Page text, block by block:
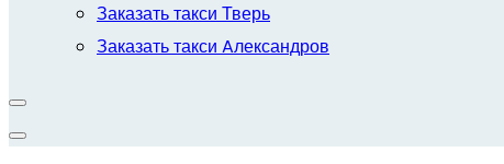
Заказать такси Тверь
Заказать такси Aлександров